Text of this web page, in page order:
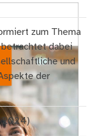
zum Thema
betrachtet dabei
und
der
2024)